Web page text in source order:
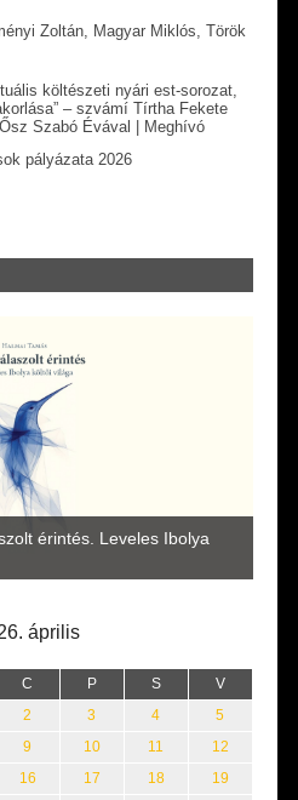
Zoltán, Magyar Miklós, Török
költészeti nyári est-sorozat,
– szvámí Tírtha Fekete
Szabó Évával | Meghívó
pályázata 2026
érintés. Leveles Ibolya
április
C P S V
2 3 4
5
9 10 11
12
16 17 18
19